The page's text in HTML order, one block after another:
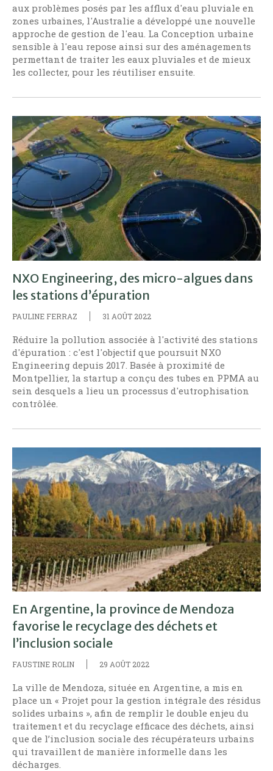
aux problèmes posés par les afflux d'eau pluviale en
zones urbaines, l'Australie a développé une nouvelle
approche de gestion de l'eau. La Conception urbaine
sensible à l'eau repose ainsi sur des aménagements
permettant de traiter les eaux pluviales et de mieux
les collecter, pour les réutiliser ensuite.
NXO Engineering, des micro-algues dans
les stations d’épuration
PAULINE FERRAZ 31 AOÛT 2022
Réduire la pollution associée à l'activité des stations
d'épuration : c'est l'objectif que poursuit NXO
Engineering depuis 2017. Basée à proximité de
Montpellier, la startup a conçu des tubes en PPMA au
sein desquels a lieu un processus d'eutrophisation
contrôlée.
En Argentine, la province de Mendoza
favorise le recyclage des déchets et
l’inclusion sociale
FAUSTINE ROLIN 29 AOÛT 2022
La ville de Mendoza, située en Argentine, a mis en
place un « Projet pour la gestion intégrale des résidus
solides urbains », afin de remplir le double enjeu du
traitement et du recyclage efficace des déchets, ainsi
que de l’inclusion sociale des récupérateurs urbains
qui travaillent de manière informelle dans les
décharges.